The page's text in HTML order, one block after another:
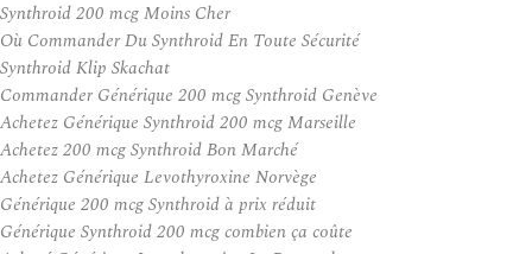
Synthroid 200 mcg Moins Cher
Où Commander Du Synthroid En Toute Sécurité
Synthroid Klip Skachat
Commander Générique 200 mcg Synthroid Genève
Achetez Générique Synthroid 200 mcg Marseille
Achetez 200 mcg Synthroid Bon Marché
Achetez Générique Levothyroxine Norvège
Générique 200 mcg Synthroid à prix réduit
Générique Synthroid 200 mcg combien ça coûte